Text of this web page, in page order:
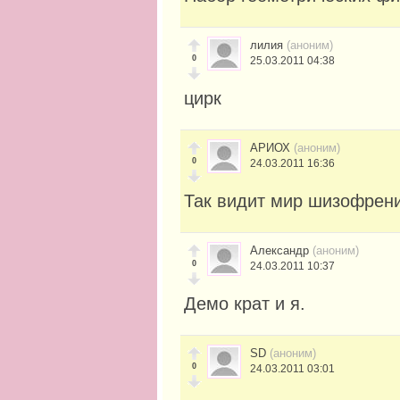
0
лилия (аноним)
25.03.2011 04:38
цирк
0
АРИОХ (аноним)
24.03.2011 16:36
Так видит мир
0
Александр (аноним)
24.03.2011 10:37
Демо крат и я.
0
SD (аноним)
24.03.2011 03:01